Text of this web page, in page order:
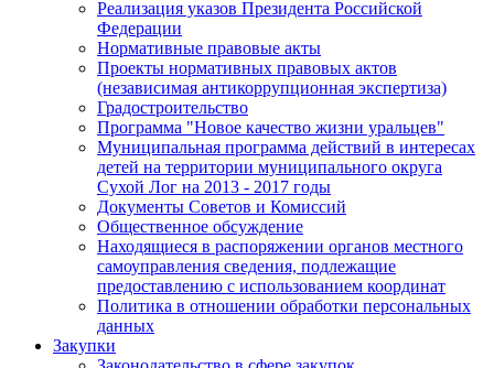
Реализация указов Президента Российской
Федерации
Нормативные правовые акты
Проекты нормативных правовых актов
(независимая антикоррупционная экспертиза)
Градостроительство
Программа "Новое качество жизни уральцев"
Муниципальная программа действий в интересах
детей на территории муниципального округа
Сухой Лог на 2013 - 2017 годы
Документы Советов и Комиссий
Общественное обсуждение
Находящиеся в распоряжении органов местного
самоуправления сведения, подлежащие
предоставлению с использованием координат
Политика в отношении обработки персональных
данных
Закупки